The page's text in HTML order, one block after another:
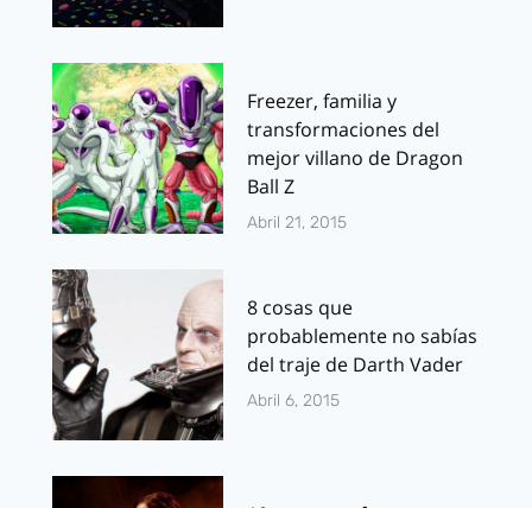
Freezer, familia y
transformaciones del
mejor villano de Dragon
Ball Z
Abril 21, 2015
8 cosas que
probablemente no sabías
del traje de Darth Vader
Abril 6, 2015